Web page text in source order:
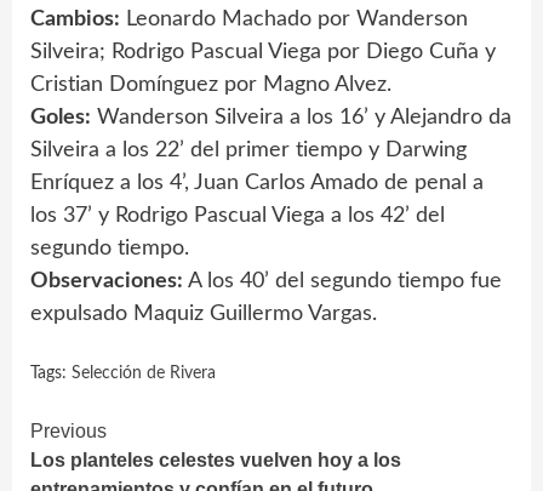
Cambios: Leonardo Machado por Wanderson
Silveira; Rodrigo Pascual Viega por Diego Cuña y
Cristian Domínguez por Magno Alvez.
Goles: Wanderson Silveira a los 16’ y Alejandro da
Silveira a los 22’ del primer tiempo y Darwing
Enríquez a los 4’, Juan Carlos Amado de penal a
los 37’ y Rodrigo Pascual Viega a los 42’ del
segundo tiempo.
Observaciones: A los 40’ del segundo tiempo fue
expulsado Maquiz Guillermo Vargas.
Tags: Selección de Rivera
Continue
Reading
Previous
Los planteles celestes vuelven hoy a los